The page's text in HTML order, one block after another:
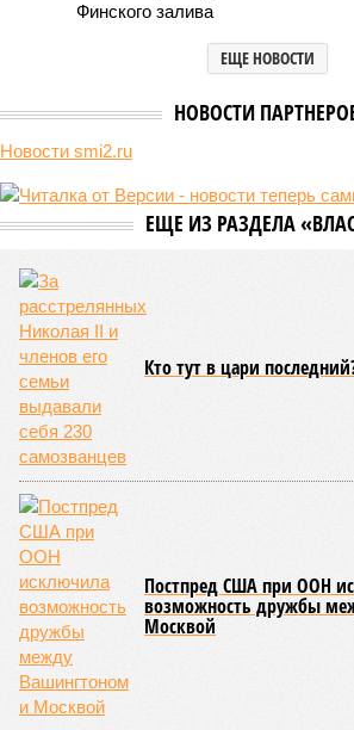
Финского залива
ЕЩЕ НОВОСТИ
НОВОСТИ
Новости smi2.ru
ЕЩЕ ИЗ РАЗДЕЛА
Кто тут в цари
Постпред США при ООН
возможность дружбы
Москвой